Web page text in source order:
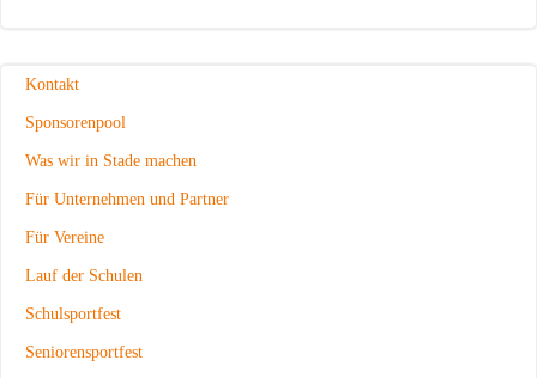
Kontakt
Sponsorenpool
Was wir in Stade machen
Für Unternehmen und Partner
Für Vereine
Lauf der Schulen
Schulsportfest
Seniorensportfest